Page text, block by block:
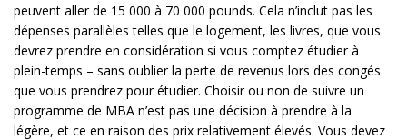
peuvent aller de 15 000 à 70 000 pounds. Cela n’inclut pas les
dépenses parallèles telles que le logement, les livres, que vous
devrez prendre en considération si vous comptez étudier à
plein-temps – sans oublier la perte de revenus lors des congés
que vous prendrez pour étudier. Choisir ou non de suivre un
programme de MBA n’est pas une décision à prendre à la
légère, et ce en raison des prix relativement élevés. Vous devez